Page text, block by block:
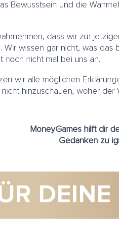
Bewusstsein und die
dass wir zur
Wir wissen gar nicht, was das
noch nicht mal bei uns an.
wir alle möglichen
hinzuschauen, woher der
MoneyGames hilft dir
Gedanken zu